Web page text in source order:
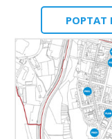
Internet Klabava
Internet Kyšice
Internet Letkov
Internet Lhůta
Sledovani TV
FAQ
Kam, kdy a jak
Co je maintenance?
POPTAT